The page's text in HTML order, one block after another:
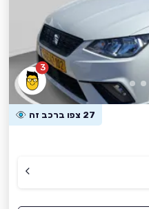
3
27 צפו ברכב זה